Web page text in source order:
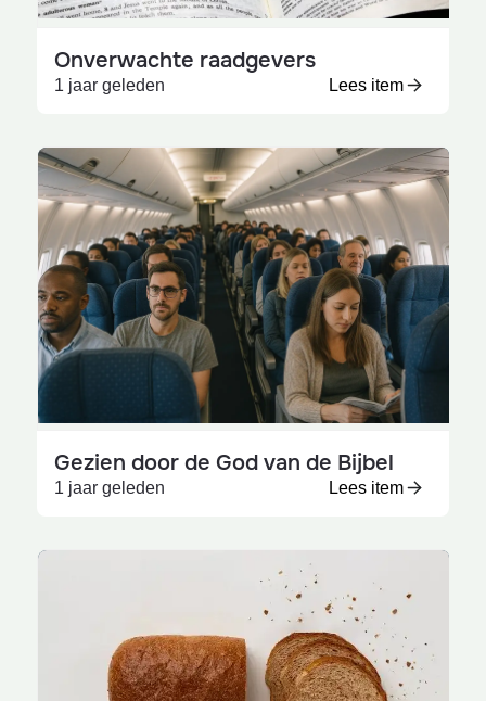
Onverwachte raadgevers
1 jaar geleden Lees item
Gezien door de God van de Bijbel
1 jaar geleden Lees item